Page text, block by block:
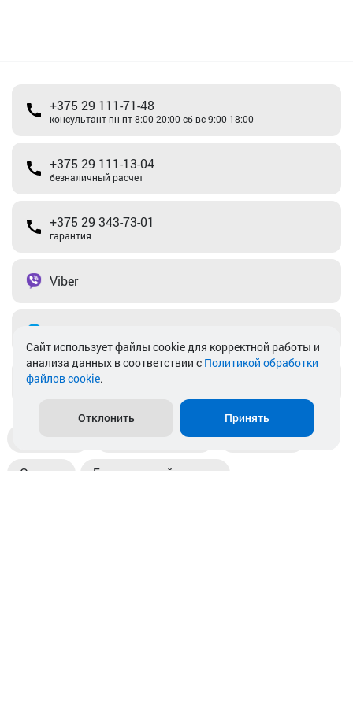
+375 29 111-71-48
консультант пн-пт 8:00-20:00 сб-вс 9:00-18:00
+375 29 111-13-04
безналичный расчет
+375 29 343-73-01
гарантия
Viber
info@akkamulik.by
Пункты выдачи Магазины
Оплата Безналичный расчет
Cайт использует файлы cookie для корректной работы и
анализа данных в соответствии с Политикой обработки
файлов cookie.
Отклонить Принять